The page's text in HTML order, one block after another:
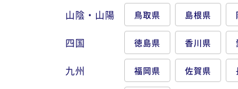
山陰・山陽 鳥取県 島根県
四国 徳島県 香川県
九州 福岡県 佐賀県